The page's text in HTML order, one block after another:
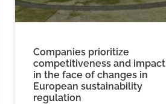
Companies prioritize
competitiveness and impact
in the face of changes in
European sustainability
regulation